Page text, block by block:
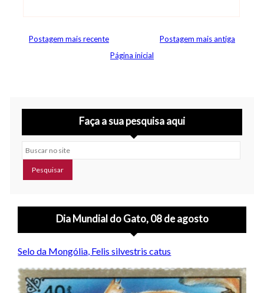
Postagem mais recente
Postagem mais antiga
Página inicial
Faça a sua pesquisa aqui
Buscar no site
Dia Mundial do Gato, 08 de agosto
Selo da Mongólia, Felis silvestris catus